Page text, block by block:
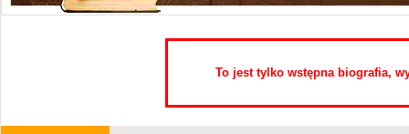
To jest tylko wstępna biografia,